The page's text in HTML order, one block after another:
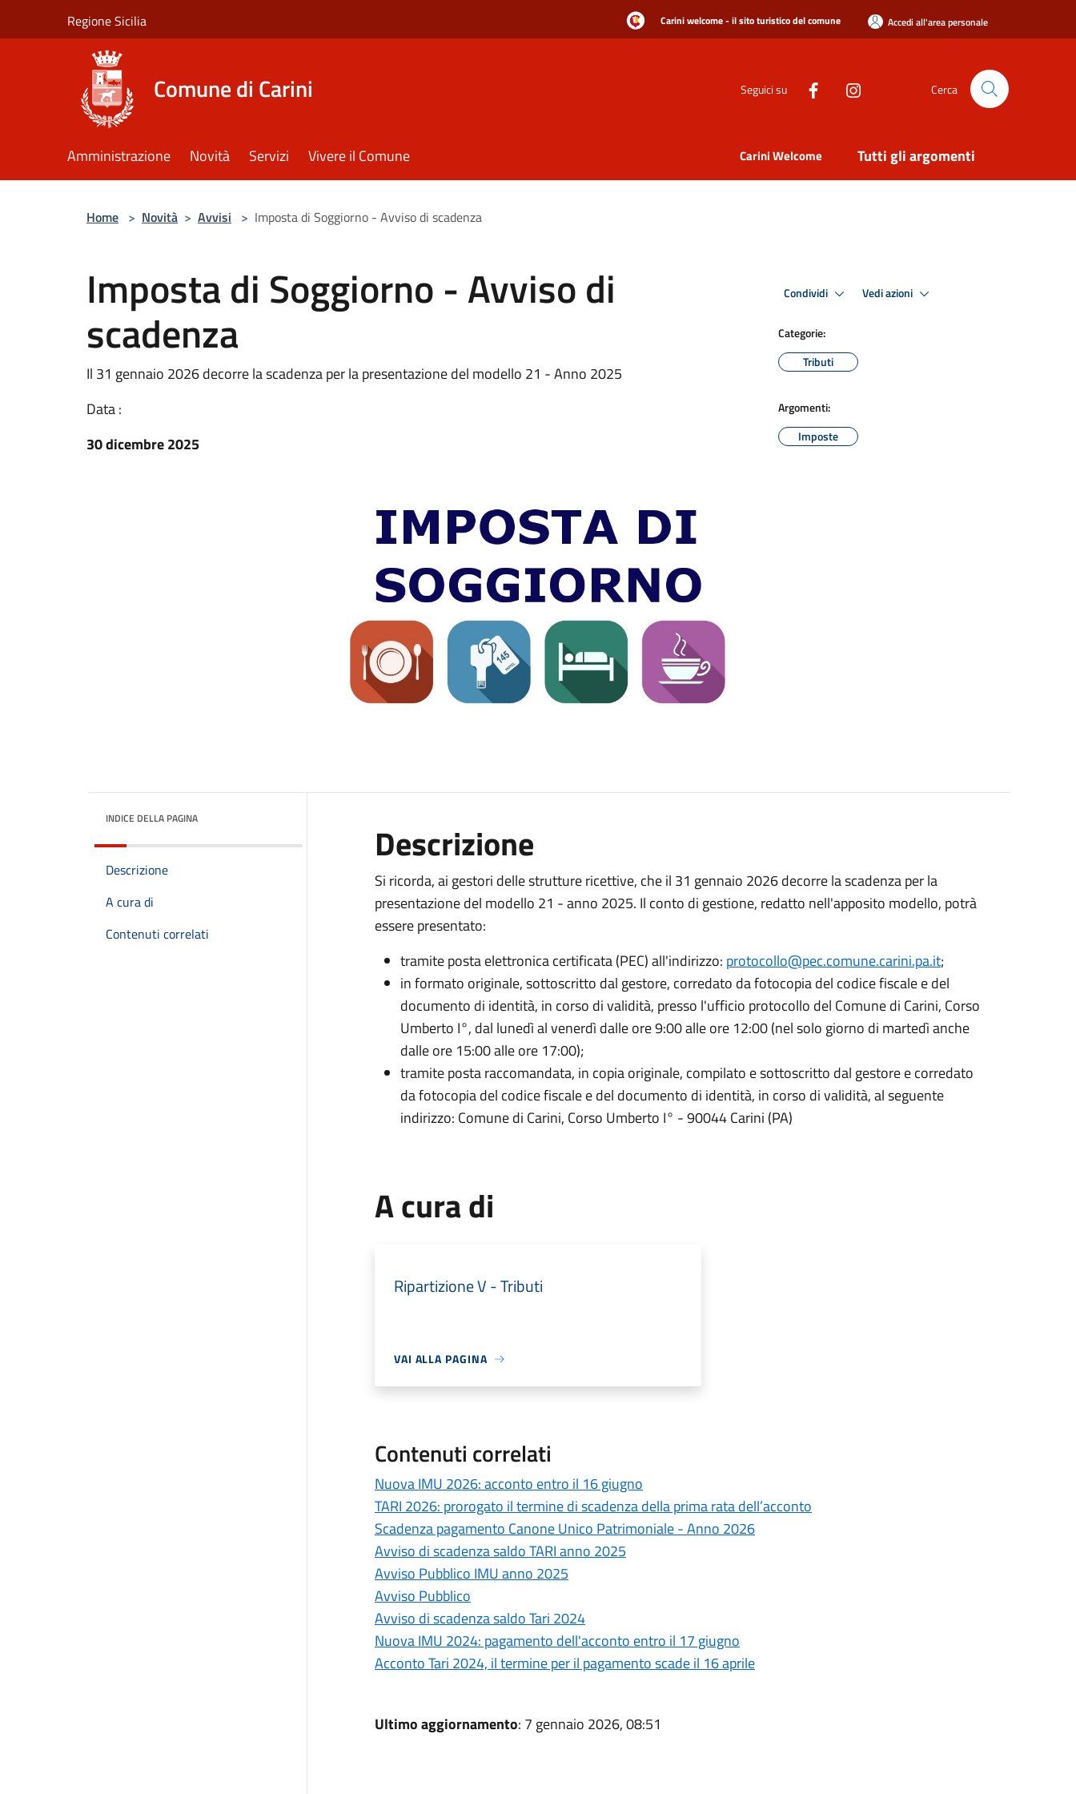
Regione Sicilia Carini welcome - il sito turistico del comune Accedi all'area personale
Comune di Carini Seguici su Cerca
Amministrazione Novità Servizi Vivere il Comune Carini Welcome Tutti gli argomenti
Home > Novità > Avvisi > Imposta di Soggiorno - Avviso di scadenza
Imposta di Soggiorno - Avviso di
scadenza
Il 31 gennaio 2026 decorre la scadenza per la presentazione del modello 21 - Anno 2025
Data :
30 dicembre 2025
Condividi Vedi azioni
Categorie:
Tributi
Argomenti:
Imposte
INDICE DELLA PAGINA
Descrizione
A cura di
Contenuti correlati
Descrizione
Si ricorda, ai gestori delle strutture ricettive, che il 31 gennaio 2026 decorre la scadenza per la
presentazione del modello 21 - anno 2025. Il conto di gestione, redatto nell'apposito modello, potrà
essere presentato:
tramite posta elettronica certificata (PEC) all'indirizzo: protocollo@pec.comune.carini.pa.it;
in formato originale, sottoscritto dal gestore, corredato da fotocopia del codice fiscale e del
documento di identità, in corso di validità, presso l'ufficio protocollo del Comune di Carini, Corso
Umberto I°, dal lunedì al venerdì dalle ore 9:00 alle ore 12:00 (nel solo giorno di martedì anche
dalle ore 15:00 alle ore 17:00);
tramite posta raccomandata, in copia originale, compilato e sottoscritto dal gestore e corredato
da fotocopia del codice fiscale e del documento di identità, in corso di validità, al seguente
indirizzo: Comune di Carini, Corso Umberto I° - 90044 Carini (PA)
A cura di
Ripartizione V - Tributi
VAI ALLA PAGINA
Contenuti correlati
Nuova IMU 2026: acconto entro il 16 giugno
TARI 2026: prorogato il termine di scadenza della prima rata dell’acconto
Scadenza pagamento Canone Unico Patrimoniale - Anno 2026
Avviso di scadenza saldo TARI anno 2025
Avviso Pubblico IMU anno 2025
Avviso Pubblico
Avviso di scadenza saldo Tari 2024
Nuova IMU 2024: pagamento dell'acconto entro il 17 giugno
Acconto Tari 2024, il termine per il pagamento scade il 16 aprile
Ultimo aggiornamento: 7 gennaio 2026, 08:51